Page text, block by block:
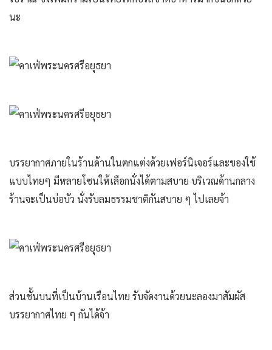
นะ
บรรยากาศภายในร้านด้านในตกแต่งด้วยเฟอร์นิเจอร์และของใช้
แบบไทยๆ มีหลายโซนให้เลือกนั่งได้ตามสบาย บริเวณด้านกลาง
ร้านจะเป็นบ่อบัว นั่งรับลมธรรมชาติกันสบาย ๆ ไปเลยจ้า
ส่วนชั้นบนที่เป็นบ้านเรือนไทย รับจัดงานด้วยนะลองมาสัมผัส
บรรยากาศไทย ๆ กันได้จ้า